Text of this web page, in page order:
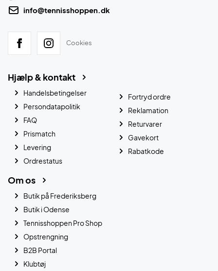
info@tennisshoppen.dk
Cookies
Hjælp & kontakt
Handelsbetingelser
Persondatapolitik
FAQ
Prismatch
Levering
Ordrestatus
Fortryd ordre
Reklamation
Returvarer
Gavekort
Rabatkode
Om os
Butik på Frederiksberg
Butik i Odense
Tennisshoppen Pro Shop
Opstrengning
B2B Portal
Klubtøj